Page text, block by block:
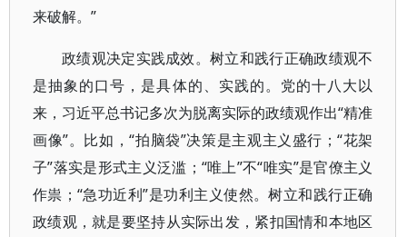
来破解。”
政绩观决定实践成效。树立和践行正确政绩观不
是抽象的口号，是具体的、实践的。党的十八大以
来，习近平总书记多次为脱离实际的政绩观作出“精准
画像”。比如，“拍脑袋”决策是主观主义盛行；“花架
子”落实是形式主义泛滥；“唯上”不“唯实”是官僚主义
作祟；“急功近利”是功利主义使然。树立和践行正确
政绩观，就是要坚持从实际出发，紧扣国情和本地区